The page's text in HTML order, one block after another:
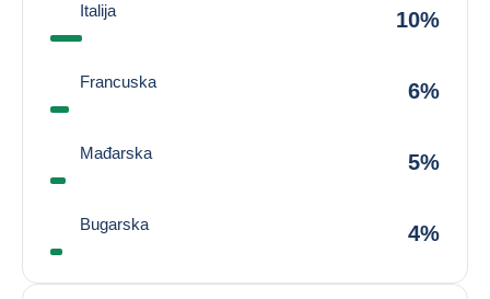
Italija 10%
Francuska 6%
Mađarska 5%
Bugarska 4%